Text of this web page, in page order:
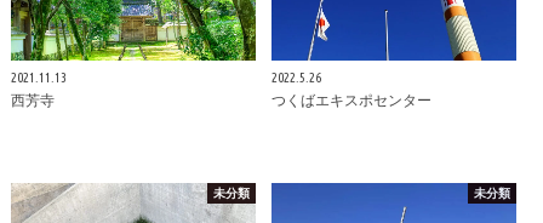
2021.11.13
西芳寺
2022.5.26
つくばエキスポセンター
未分類 未分類